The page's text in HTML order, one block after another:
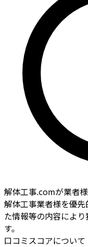
解体工事.comが業者
解体工事業者様を優
た情報等の内容によ
す。
口コミスコアについて